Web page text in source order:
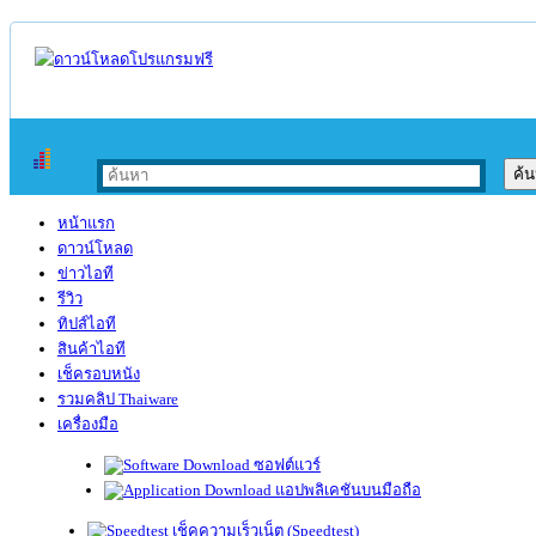
หน้าแรก
ดาวน์โหลด
ข่าวไอที
รีวิว
ทิปส์ไอที
สินค้าไอที
เช็ครอบหนัง
รวมคลิป Thaiware
เครื่องมือ
ซอฟต์แวร์
แอปพลิเคชันบนมือถือ
เช็คความเร็วเน็ต (Speedtest)